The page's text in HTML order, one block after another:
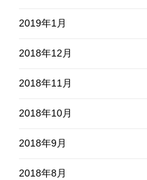
2019年1月
2018年12月
2018年11月
2018年10月
2018年9月
2018年8月